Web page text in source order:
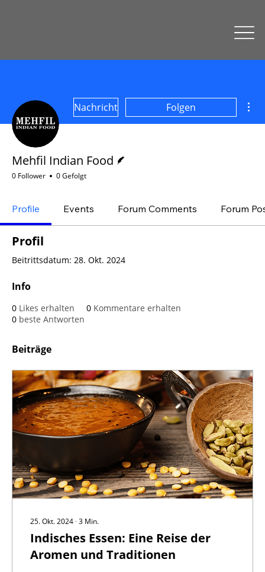
Nachricht Folgen
Mehfil Indian Food
0 Follower 0 Gefolgt
Profile Events Forum Comments Forum
Profil
Beitrittsdatum: 28. Okt. 2024
Info
0 Likes erhalten 0 Kommentare erhalten
0 beste Antworten
Beiträge
25. Okt. 2024 ∙ 3 Min.
Indisches Essen: Eine Reise der
Aromen und Traditionen